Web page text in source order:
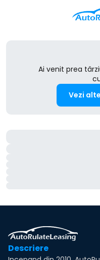
Ai venit prea
Vezi
Descriere